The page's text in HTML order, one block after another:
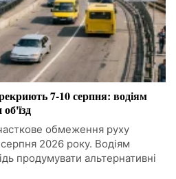
7-10 серпня: водіям
обмеження руху
2026 року. Водіям
продумувати альтернативні